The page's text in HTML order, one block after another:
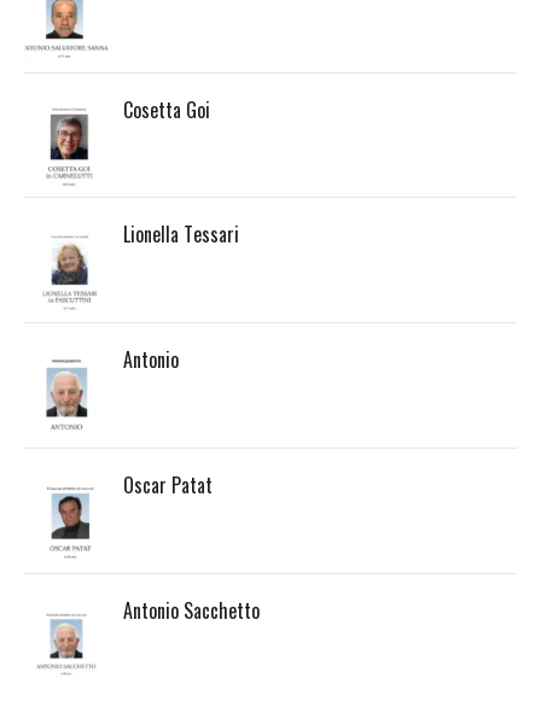
Cosetta Goi
Lionella Tessari
Antonio
Oscar Patat
Antonio Sacchetto